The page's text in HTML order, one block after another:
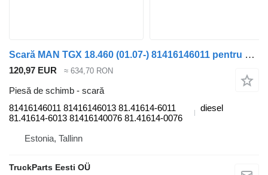
Scară MAN TGX 18.460 (01.07-) 81416146011 pentru cap tractor MAN TGL, TGM, TGS, TGX (2005-2021)
120,97 EUR ≈ 634,70 RON
Piesă de schimb - scară
81416146011 81416146013 81.41614-6011
81.41614-6013 81416140076 81.41614-0076
diesel
Estonia, Tallinn
TruckParts Eesti OÜ